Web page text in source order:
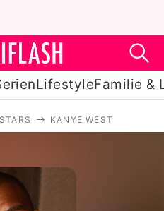
LifestyleFamilie &
Serien
KANYE WEST